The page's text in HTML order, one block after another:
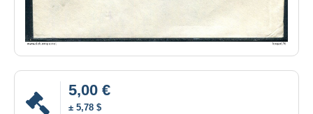
5,00 €
± 5,78 $